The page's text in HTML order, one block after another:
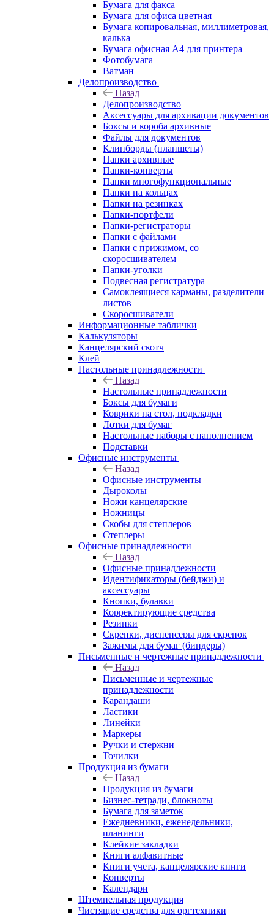
Бумага для факса
Бумага для офиса цветная
Бумага копировальная, миллиметровая,
калька
Бумага офисная А4 для принтера
Фотобумага
Ватман
Делопроизводство
Назад
Делопроизводство
Аксессуары для архивации документов
Боксы и короба архивные
Файлы для документов
Клипборды (планшеты)
Папки архивные
Папки-конверты
Папки многофункциональные
Папки на кольцах
Папки на резинках
Папки-портфели
Папки-регистраторы
Папки с файлами
Папки с прижимом, со
скоросшивателем
Папки-уголки
Подвесная регистратура
Самоклеящиеся карманы, разделители
листов
Скоросшиватели
Информационные таблички
Калькуляторы
Канцелярский скотч
Клей
Настольные принадлежности
Назад
Настольные принадлежности
Боксы для бумаги
Коврики на стол, подкладки
Лотки для бумаг
Настольные наборы с наполнением
Подставки
Офисные инструменты
Назад
Офисные инструменты
Дыроколы
Ножи канцелярские
Ножницы
Скобы для степлеров
Степлеры
Офисные принадлежности
Назад
Офисные принадлежности
Идентификаторы (бейджи) и
аксессуары
Кнопки, булавки
Корректирующие средства
Резинки
Скрепки, диспенсеры для скрепок
Зажимы для бумаг (биндеры)
Письменные и чертежные принадлежности
Назад
Письменные и чертежные
принадлежности
Карандаши
Ластики
Линейки
Маркеры
Ручки и стержни
Точилки
Продукция из бумаги
Назад
Продукция из бумаги
Бизнес-тетради, блокноты
Бумага для заметок
Ежедневники, еженедельники,
планинги
Клейкие закладки
Книги алфавитные
Книги учета, канцелярские книги
Конверты
Календари
Штемпельная продукция
Чистящие средства для оргтехники